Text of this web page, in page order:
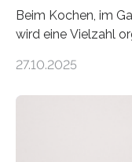
Beim Kochen, im
wird eine Vielzahl
Potenzial nur dann
Veränderung der
Deutschen
27.10.2025